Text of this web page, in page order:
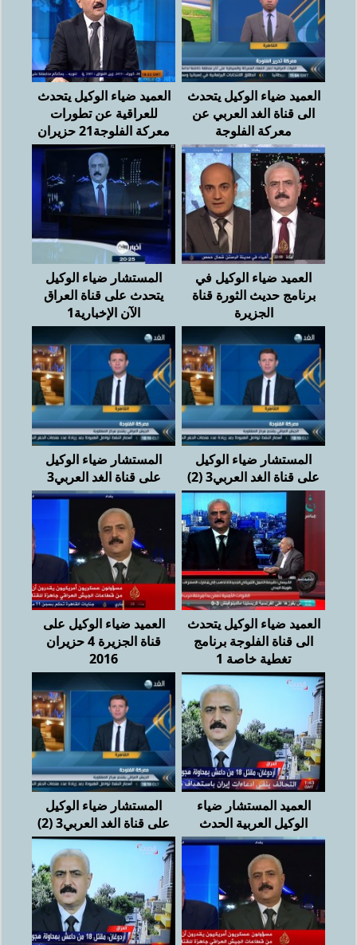
العميد ضياء الوكيل يتحدث
الى قناة الغد العربي عن
معركة الفلوجة
العميد ضياء الوكيل يتحدث
للعراقية عن تطورات
معركة الفلوجة21 حزيران
العميد ضياء الوكيل في
برنامج حديث الثورة قناة
الجزيرة
المستشار ضياء الوكيل
يتحدث على قناة العراق
الآن الإخبارية1
المستشار ضياء الوكيل
على قناة الغد العربي3 (2)
المستشار ضياء الوكيل
على قناة الغد العربي3
العميد ضياء الوكيل يتحدث
الى قناة الفلوجة برنامج
تغطية خاصة 1
العميد ضياء الوكيل على
قناة الجزيرة 4 حزيران
2016
العميد المستشار ضياء
الوكيل العربية الحدث
المستشار ضياء الوكيل
على قناة الغد العربي3 (2)